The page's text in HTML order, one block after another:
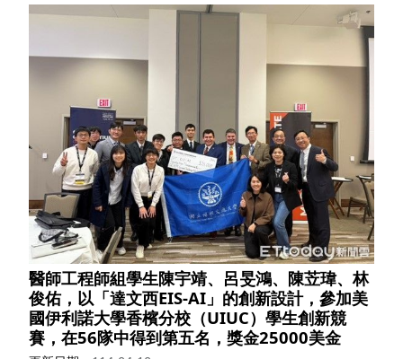
醫師工程師組學生陳宇靖、呂旻鴻、陳苙瑋、林
俊佑，以「達文西EIS-AI」的創新設計，參加美
國伊利諾大學香檳分校（UIUC）學生創新競
賽，在56隊中得到第五名，獎金25000美金